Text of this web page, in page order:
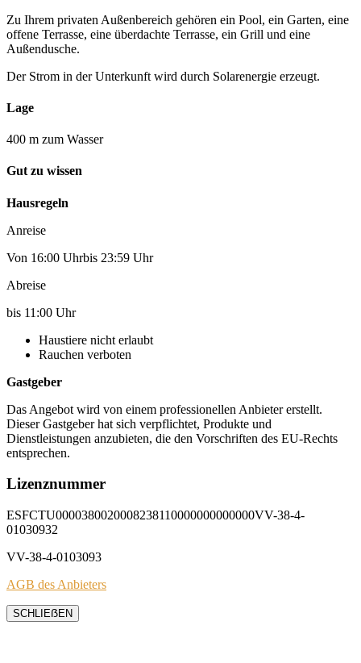
Zu Ihrem privaten Außenbereich gehören ein Pool, ein Garten, eine
offene Terrasse, eine überdachte Terrasse, ein Grill und eine
Außendusche.
Der Strom in der Unterkunft wird durch Solarenergie erzeugt.
Lage
400 m zum Wasser
Gut zu wissen
Hausregeln
Anreise
Von 16:00 Uhrbis 23:59 Uhr
Abreise
bis 11:00 Uhr
Haustiere nicht erlaubt
Rauchen verboten
Gastgeber
Das Angebot wird von einem professionellen Anbieter erstellt.
Dieser Gastgeber hat sich verpflichtet, Produkte und
Dienstleistungen anzubieten, die den Vorschriften des EU-Rechts
entsprechen.
Lizenznummer
ESFCTU0000380020008238110000000000000VV-38-4-
01030932
VV-38-4-0103093
AGB des Anbieters
SCHLIEẞEN